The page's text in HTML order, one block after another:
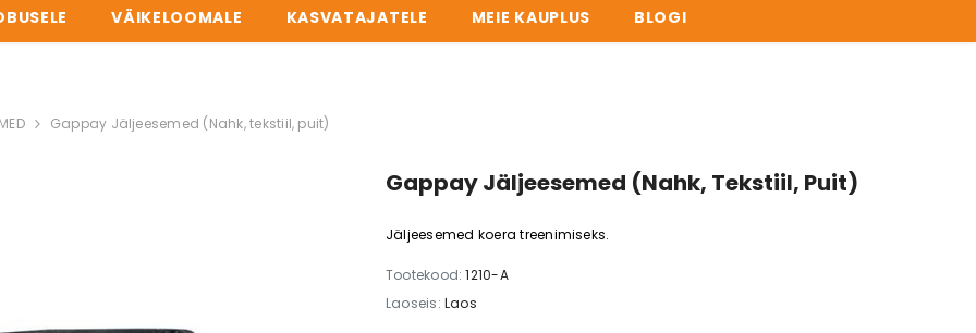
ENNE 14:00 → PAKK SAMAL PÄEVAL TEELE. KÕIK TOOTED TARTU LAOS!
VÄIKELOOMALE KASVATAJATELE MEIE KAUPLUS BLOGI
Gappay Jäljeesemed (Nahk, tekstiil, puit)
Gappay Jäljeesemed (Nahk, Tekstiil, Puit)
Jäljeesemed koera treenimiseks.
Tootekood: 1210-A
Laoseis: Laos